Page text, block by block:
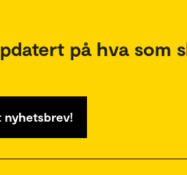
på hva som
nyhetsbrev!